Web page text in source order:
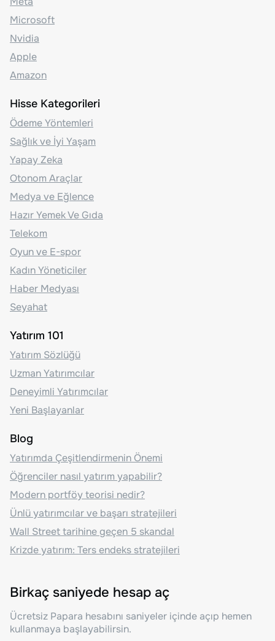
Microsoft
Nvidia
Apple
Amazon
Hisse Kategorileri
Ödeme Yöntemleri
Sağlık ve İyi Yaşam
Yapay Zeka
Otonom Araçlar
Medya ve Eğlence
Hazır Yemek Ve Gıda
Telekom
Oyun ve E-spor
Kadın Yöneticiler
Haber Medyası
Seyahat
Yatırım 101
Yatırım Sözlüğü
Uzman Yatırımcılar
Deneyimli Yatırımcılar
Yeni Başlayanlar
Blog
Yatırımda Çeşitlendirmenin Önemi
Öğrenciler nasıl yatırım yapabilir?
Modern portföy teorisi nedir?
Ünlü yatırımcılar ve başarı stratejileri
Wall Street tarihine geçen 5 skandal
Krizde yatırım: Ters endeks stratejileri
Birkaç saniyede hesap aç
Ücretsiz Papara hesabını saniyeler içinde açıp hemen
kullanmaya başlayabilirsin.